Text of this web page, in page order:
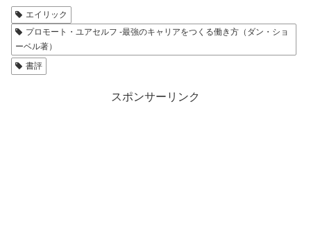
エイリック
プロモート・ユアセルフ -最強のキャリアをつくる働き方（ダン・ショ
ーベル著）
書評
スポンサーリンク